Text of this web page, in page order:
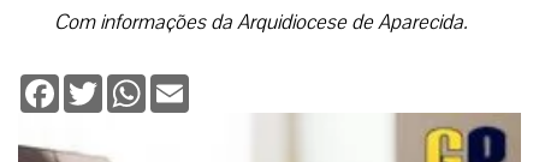
Com informações da Arquidiocese de Aparecida.
Facebook
TwitterWhatsApp